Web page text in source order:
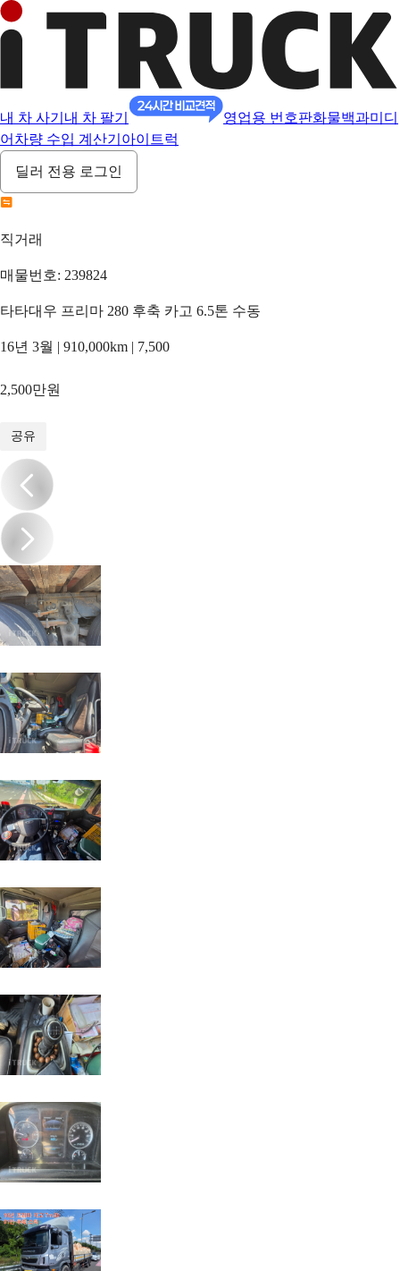
내 차 사기 내 차 팔기 영업용 번호판화물백과미디
어 차량 수입 계산기 아이트럭
딜러 전용 로그인
직거래
매물번호: 239824
타타대우 프리마 280 후축 카고 6.5톤 수동
16년 3월 | 910,000km | 7,500
2,500만원
공유
/17